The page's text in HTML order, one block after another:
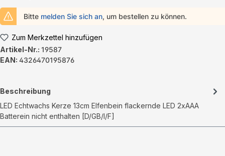
Bitte melden Sie sich an, um bestellen zu können.
Zum Merkzettel hinzufügen
Artikel-Nr.: 19587
EAN: 4326470195876
Beschreibung
LED Echtwachs Kerze 13cm Elfenbein flackernde LED 2xAAA
Batterein nicht enthalten [D/GB/I/F]